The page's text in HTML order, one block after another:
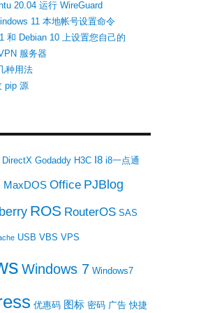
化版| 功能强大屏幕图像捕捉程序”
20.04 运行 WireGuard
11 本地帐号设置命令
和 Debian 10 上设置您自己的
服务器
种用法
pip 源
DirectX Godaddy H3C I8 i8一点通
MaxDOS Office PJBlog
ROS RouterOS SAS
USB VBS VPS
Windows 7 Windows7
优惠码 图标 密码 广告 快捷